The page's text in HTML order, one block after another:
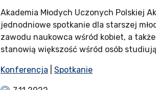
Akademia Młodych Uczonych Polskiej
jednodniowe spotkanie dla starszej
zawodu naukowca wśród kobiet, a
stanowią większość wśród osób
Konferencja Spotkanie